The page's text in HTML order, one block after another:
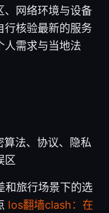
、网络环境与设备
行核验最新的服务
人需求与当地法
法、协议、隐私
区
和旅行场景下的选
Ios翻墙clash：在